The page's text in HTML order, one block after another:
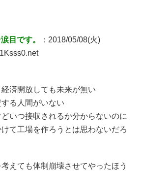
目です。
：2018/05/08(火)
済開放しても未来が無い
る人間がいない
いつ接収されるか分からないのに
て工場を作ろうとは思わないだろ
えても体制崩壊させてやったほう